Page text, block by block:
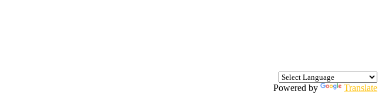
Powered by Translate